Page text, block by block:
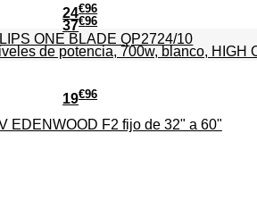
37€96
de potencia, 700w, blanco, HIGH
24€96
ONE BLADE QP2724/10
19€96
EDENWOOD F2 fijo de 32" a 60"